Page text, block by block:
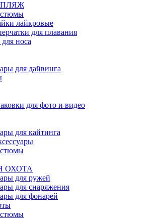
ПЛЯЖ
лайкровые
для плавания
носа
для дайвинга
для фото и видео
для кайтинга
ОХОТА
для ружей
для снаряжения
для фонарей